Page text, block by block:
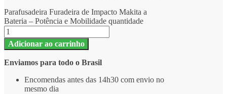
Parafusadeira Furadeira de Impacto Makita a
Bateria – Potência e Mobilidade quantidade
Adicionar ao carrinho
Enviamos para todo o Brasil
Encomendas antes das 14h30 com envio no
mesmo dia